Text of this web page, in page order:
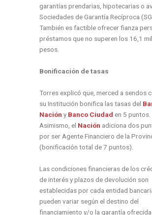
garantías prendarias, hipotecarias o
Sociedades de Garantía Recíproca
También es factible ofrecer fianza
préstamos que no superen los 16,1
pesos.
Bonificación de tasas
Torres explicó que, merced a sendos
su Institución bonifica las tasas del
Nación y Banco Ciudad en 5 puntos.
Asimismo, el Nación adiciona dos
por ser Agente Financiero de la
(bonificación total de 7 puntos).
Las condiciones financieras de los
de interés y plazos de devolución son
establecidas por cada entidad
pueden variar según el destino del
financiamiento y/o la garantía ofrecida.